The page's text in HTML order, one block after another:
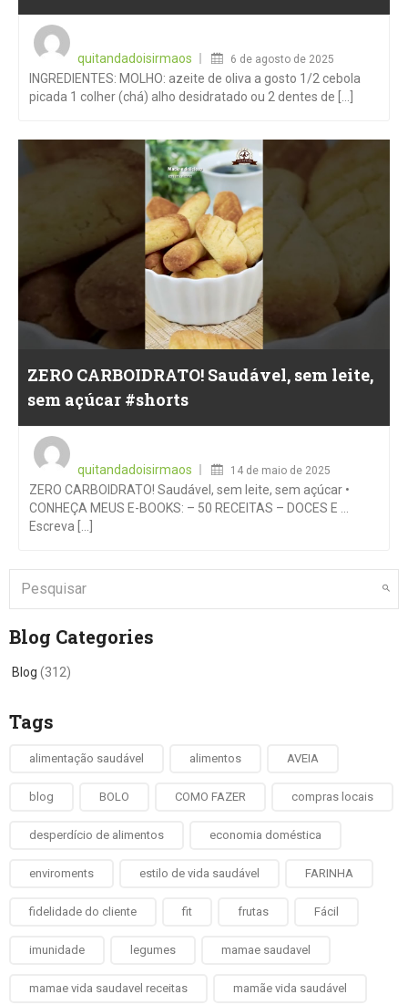
quitandadoisirmaos
6 de agosto de 2025
INGREDIENTES: MOLHO: azeite de oliva a gosto 1/2 cebola
picada 1 colher (chá) alho desidratado ou 2 dentes de [...]
ZERO CARBOIDRATO! Saudável, sem leite,
sem açúcar #shorts
quitandadoisirmaos
14 de maio de 2025
ZERO CARBOIDRATO! Saudável, sem leite, sem açúcar •
CONHEÇA MEUS E-BOOKS: – 50 RECEITAS – DOCES E …
Escreva [...]
Blog Categories
Blog (312)
Tags
alimentação saudável alimentos AVEIA
blog BOLO COMO FAZER compras locais
desperdício de alimentos economia doméstica
enviroments estilo de vida saudável FARINHA
fidelidade do cliente fit frutas Fácil
imunidade legumes mamae saudavel
mamae vida saudavel receitas mamãe vida saudável